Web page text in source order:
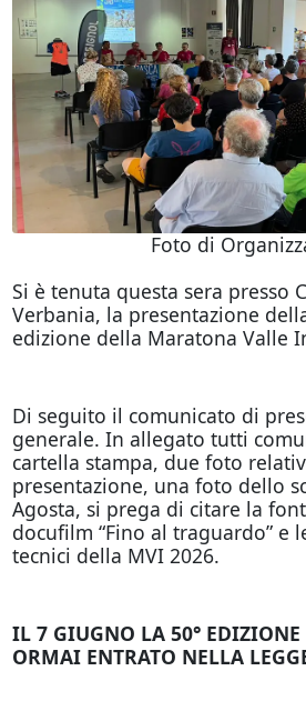
Foto di
Si è tenuta questa sera presso
Verbania, la presentazione
edizione della Maratona Valle
Di seguito il comunicato di
generale. In allegato tutti
cartella stampa, due foto
presentazione, una foto dello
Agosta, si prega di citare la
docufilm “Fino al traguardo” e
tecnici della MVI 2026.
IL 7 GIUGNO LA 50°
ORMAI ENTRATO NELLA